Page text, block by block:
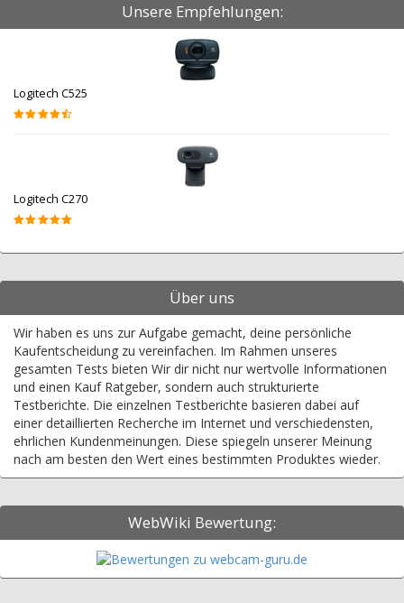
Unsere Empfehlungen:
Logitech C525
Logitech C270
Über uns
Wir haben es uns zur Aufgabe gemacht, deine persönliche
Kaufentscheidung zu vereinfachen. Im Rahmen unseres
gesamten Tests bieten Wir dir nicht nur wertvolle Informationen
und einen Kauf Ratgeber, sondern auch strukturierte
Testberichte. Die einzelnen Testberichte basieren dabei auf
einer detaillierten Recherche im Internet und verschiedensten,
ehrlichen Kundenmeinungen. Diese spiegeln unserer Meinung
nach am besten den Wert eines bestimmten Produktes wieder.
WebWiki Bewertung: